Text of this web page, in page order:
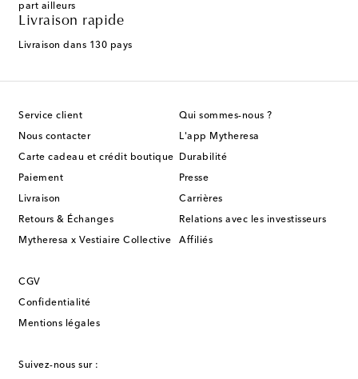
part ailleurs
Livraison rapide
Livraison dans 130 pays
Service client
Nous contacter
Carte cadeau et crédit boutique
Paiement
Livraison
Retours & Échanges
Mytheresa x Vestiaire Collective
Qui sommes-nous ?
L'app Mytheresa
Durabilité
Presse
Carrières
Relations avec les investisseurs
Affiliés
CGV
Confidentialité
Mentions légales
Suivez-nous sur :